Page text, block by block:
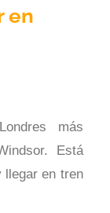
en
más
Está
llegar en tren